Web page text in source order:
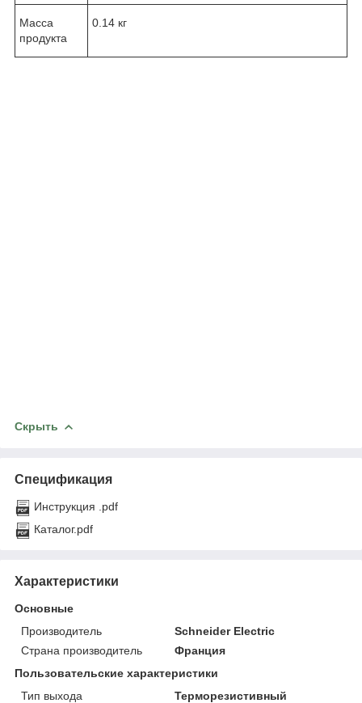
Масса
продукта
0.14 кг
Скрыть
Спецификация
Инструкция .pdf
Каталог.pdf
Характеристики
Основные
Производитель
Schneider Electric
Страна производитель
Франция
Пользовательские характеристики
Тип выхода
Терморезистивный